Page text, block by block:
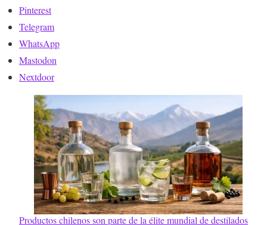
Pinterest
Telegram
WhatsApp
Mastodon
Nextdoor
Productos chilenos son parte de la élite mundial de destilados